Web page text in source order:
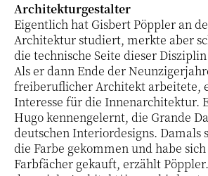
Architekturgestalter
Eigentlich hat Gisbert Pöppler an
Architektur studiert, merkte aber
die technische Seite dieser
Als er dann Ende der
freiberuflicher Architekt arbeitete,
Interesse für die Innenarchitektur.
Hugo kennengelernt, die Grande
deutschen Interiordesigns. Damals
die Farbe gekommen und habe
Farbfächer gekauft, erzählt